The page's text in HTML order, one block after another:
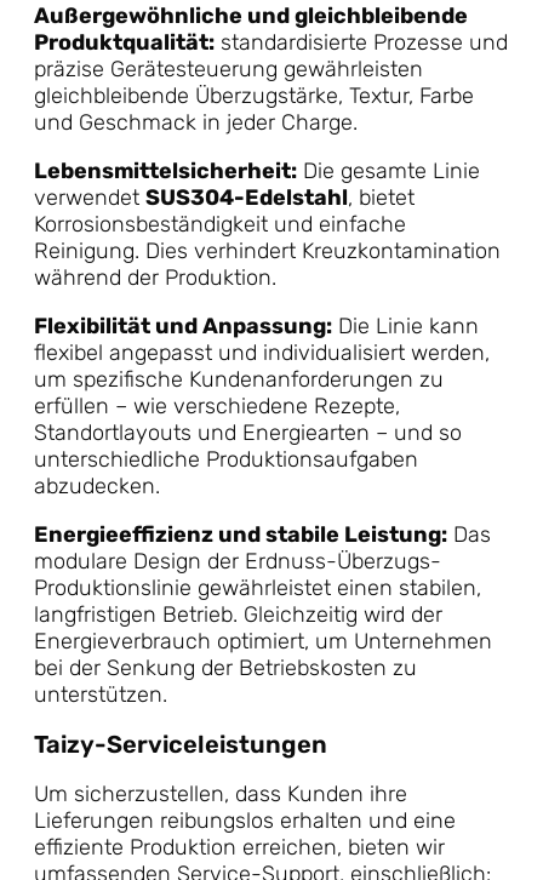
Außergewöhnliche und gleichbleibende
Produktqualität: standardisierte Prozesse und
präzise Gerätesteuerung gewährleisten
gleichbleibende Überzugstärke, Textur, Farbe
und Geschmack in jeder Charge.
Lebensmittelsicherheit: Die gesamte Linie
verwendet SUS304-Edelstahl, bietet
Korrosionsbeständigkeit und einfache
Reinigung. Dies verhindert Kreuzkontamination
während der Produktion.
Flexibilität und Anpassung: Die Linie kann
flexibel angepasst und individualisiert werden,
um spezifische Kundenanforderungen zu
erfüllen – wie verschiedene Rezepte,
Standortlayouts und Energiearten – und so
unterschiedliche Produktionsaufgaben
abzudecken.
Energieeffizienz und stabile Leistung: Das
modulare Design der Erdnuss-Überzugs-
Produktionslinie gewährleistet einen stabilen,
langfristigen Betrieb. Gleichzeitig wird der
Energieverbrauch optimiert, um Unternehmen
bei der Senkung der Betriebskosten zu
unterstützen.
Taizy-Serviceleistungen
Um sicherzustellen, dass Kunden ihre
Lieferungen reibungslos erhalten und eine
effiziente Produktion erreichen, bieten wir
umfassenden Service-Support, einschließlich: